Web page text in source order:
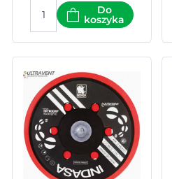
Do
koszyka